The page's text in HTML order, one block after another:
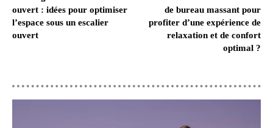
ouvert : idées pour optimiser
l’espace sous un escalier
ouvert
de bureau massant pour
profiter d’une expérience de
relaxation et de confort
optimal ?